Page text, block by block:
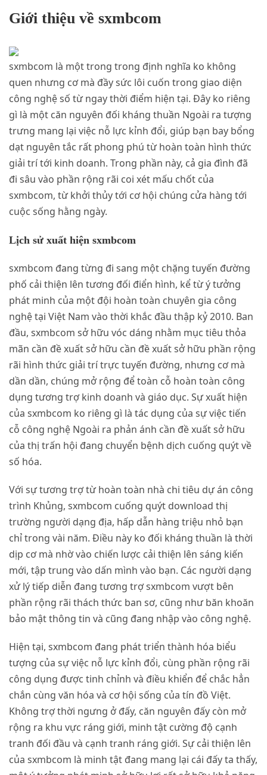
Giới thiệu về sxmbcom
sxmbcom là một trong trong định nghĩa ko không
quen nhưng cơ mà đầy sức lôi cuốn trong giao diện
công nghệ số từ ngay thời điểm hiện tại. Đây ko riêng
gì là một căn nguyên đối kháng thuần Ngoài ra tượng
trưng mang lại việc nỗ lực kỉnh đổi, giúp bạn bay bổng
dạt nguyên tắc rất phong phú từ hoàn toàn hình thức
giải trí tới kinh doanh. Trong phần này, cả gia đình đã
đi sâu vào phần rộng rãi coi xét mấu chốt của
sxmbcom, từ khởi thủy tới cơ hội chúng cửa hàng tới
cuộc sống hằng ngày.
Lịch sử xuất hiện sxmbcom
sxmbcom đang từng đi sang một chặng tuyến đường
phố cải thiện lên tương đối điển hình, kể từ ý tưởng
phát minh của một đội hoàn toàn chuyên gia công
nghệ tại Việt Nam vào thời khắc đầu thập kỷ 2010. Ban
đầu, sxmbcom sở hữu vóc dáng nhằm mục tiêu thỏa
mãn cần đề xuất sở hữu cần đề xuất sở hữu phần rộng
rãi hình thức giải trí trực tuyến đường, nhưng cơ mà
dần dần, chúng mở rộng để toàn cỗ hoàn toàn công
dụng tương trợ kinh doanh và giáo dục. Sự xuất hiện
của sxmbcom ko riêng gì là tác dụng của sự việc tiến
cỗ công nghệ Ngoài ra phản ánh cần đề xuất sở hữu
của thị trấn hội đang chuyển bệnh dịch cuống quýt về
số hóa.
Với sự tương trợ từ hoàn toàn nhà chi tiêu dự án công
trình Khủng, sxmbcom cuống quýt download thị
trường người dạng địa, hấp dẫn hàng triệu nhỏ bạn
chỉ trong vài năm. Điều này ko đối kháng thuần là thời
dịp cơ mà nhờ vào chiến lược cải thiện lên sáng kiến
mới, tập trung vào dấn mình vào bạn. Các người dạng
xử lý tiếp diễn đang tương trợ sxmbcom vượt bên
phần rộng rãi thách thức ban sơ, cũng như băn khoăn
bảo mật thông tin và cũng đang nhập vào công nghệ.
Hiện tại, sxmbcom đang phát triển thành hóa biểu
tượng của sự việc nỗ lực kỉnh đổi, cùng phần rộng rãi
công dụng được tinh chỉnh và điều khiển để chắc hẳn
chắn cùng văn hóa và cơ hội sống của tín đồ Việt.
Không trợ thời ngưng ở đấy, căn nguyên đấy còn mở
rộng ra khu vực ráng giới, minh tật cường độ cạnh
tranh đối đầu và cạnh tranh ráng giới. Sự cải thiện lên
của sxmbcom là minh tật đang mang lại cái đấy ta thấy,